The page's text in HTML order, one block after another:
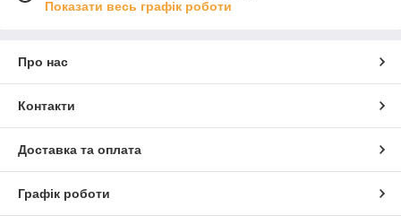
Показати весь графік роботи
Про нас
Контакти
Доставка та оплата
Графік роботи